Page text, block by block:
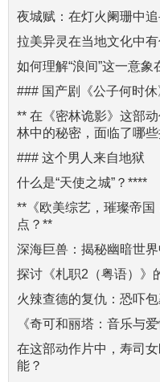
夜城赋：在灯火阑珊中
拉美异灵在当地文化中
如何理解“浪间”这一意
### 国产剧《公子何时
** 在《密林诡影》这部
林中的秘密，面临了哪
### 这个男人来自地狱
什么是“天使之城”？****
**《欧美综艺，璀璨帝
点？**
深海巨兽：揭秘幽暗世
探讨《札职2（粤语）》
火辣查德的复仇：恐吓
《奇可和丽塔：音乐与
在这部动作片中，寿司
能？